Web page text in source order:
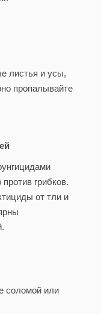
листья и усы,
пропалывайте
грибков.
от тли и
соломой или